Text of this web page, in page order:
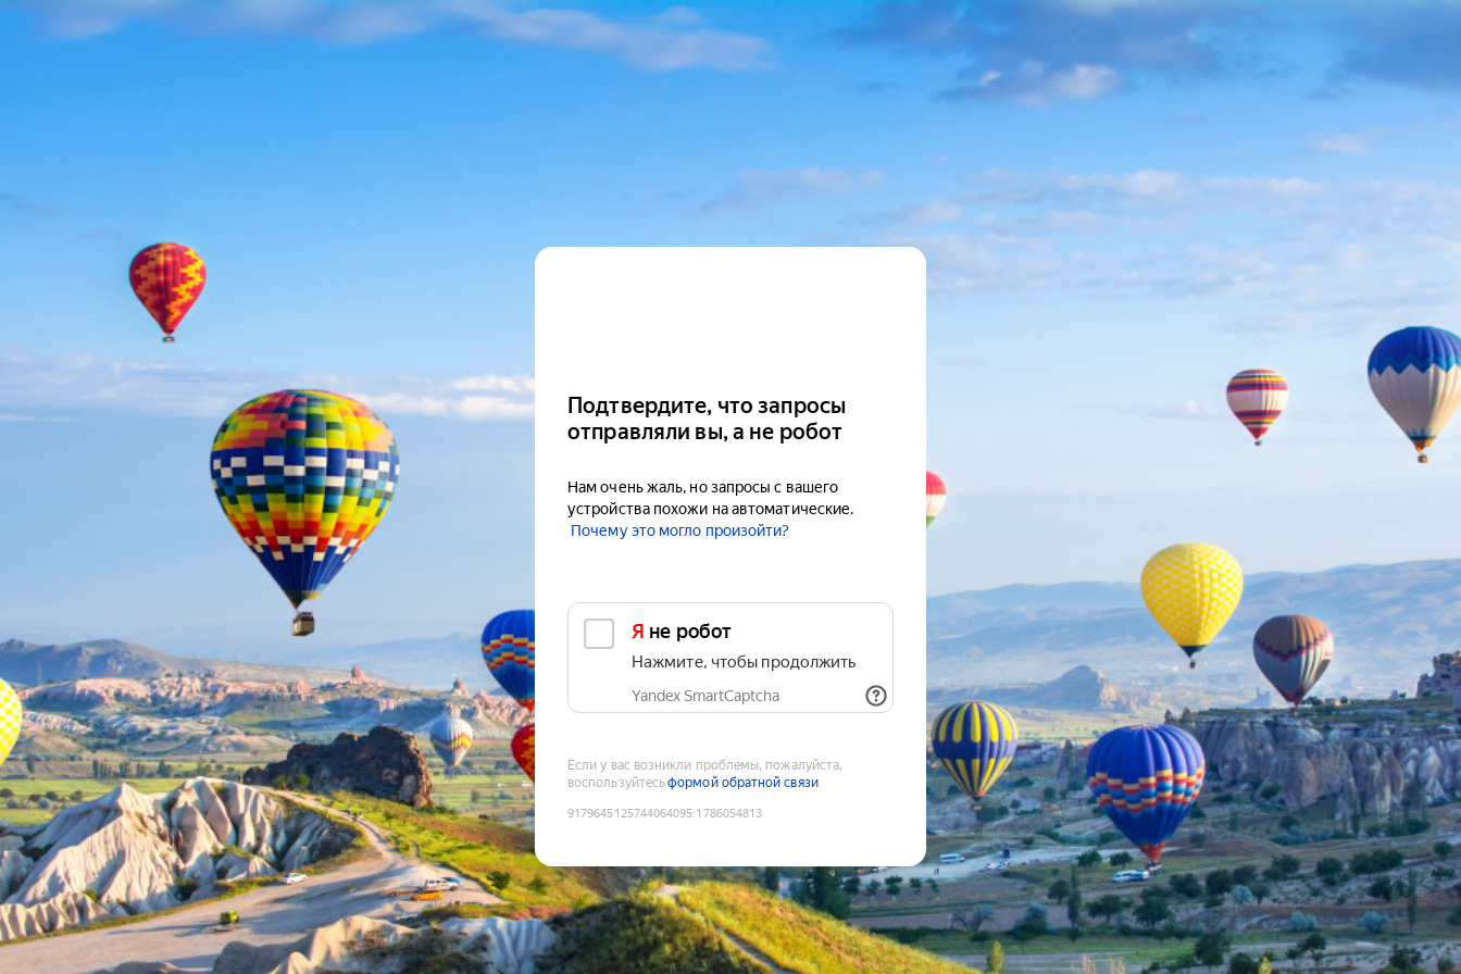
Подтвердите, что запросы
отправляли вы, а не робот
Нам очень жаль, но запросы с вашего
устройства похожи на автоматические.
Почему это могло произойти?
Я не робот
Нажмите, чтобы продолжить
Yandex SmartCaptcha
Если у вас возникли проблемы, пожалуйста,
воспользуйтесьформой обратной связи
9179645125744064095:1786054813